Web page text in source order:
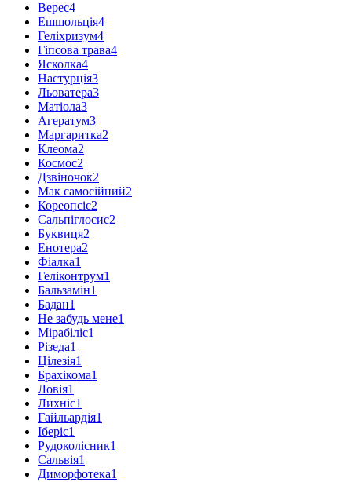
Верес4
Ешшольція4
Геліхризум4
Гіпсова трава4
Ясколка4
Настурція3
Льоватера3
Матіола3
Агератум3
Маргаритка2
Клеома2
Космос2
Дзвіночок2
Мак самосійний2
Кореопсіс2
Сальпіглосис2
Буквиця2
Енотера2
Фіалка1
Геліконтрум1
Бальзамін1
Бадан1
Не забудь мене1
Мірабіліс1
Різеда1
Цілезія1
Брахікома1
Ловія1
Лихніс1
Гайльардія1
Іберіс1
Рудоколісник1
Сальвія1
Диморфотека1